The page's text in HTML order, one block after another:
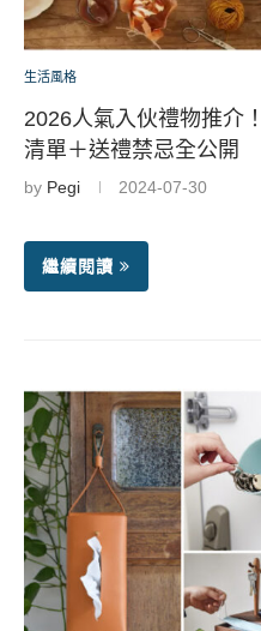
生活風格
2026人氣入伙禮物推介
清單＋送禮禁忌全公開
by Pegi 2024-07-30
繼續閱讀